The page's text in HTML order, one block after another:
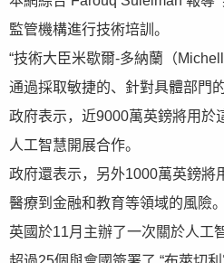
監管機構進行技術培訓。
“技術大臣米歇爾-多納蘭（
通過採取敏捷的、針對具體部門
政府表示，近9000萬英鎊將用於
人工智慧開展合作。
政府還表示，另外1000萬英鎊將
醫療到金融和教育等領域的風險。
英國於11月主辦了一次關於人工